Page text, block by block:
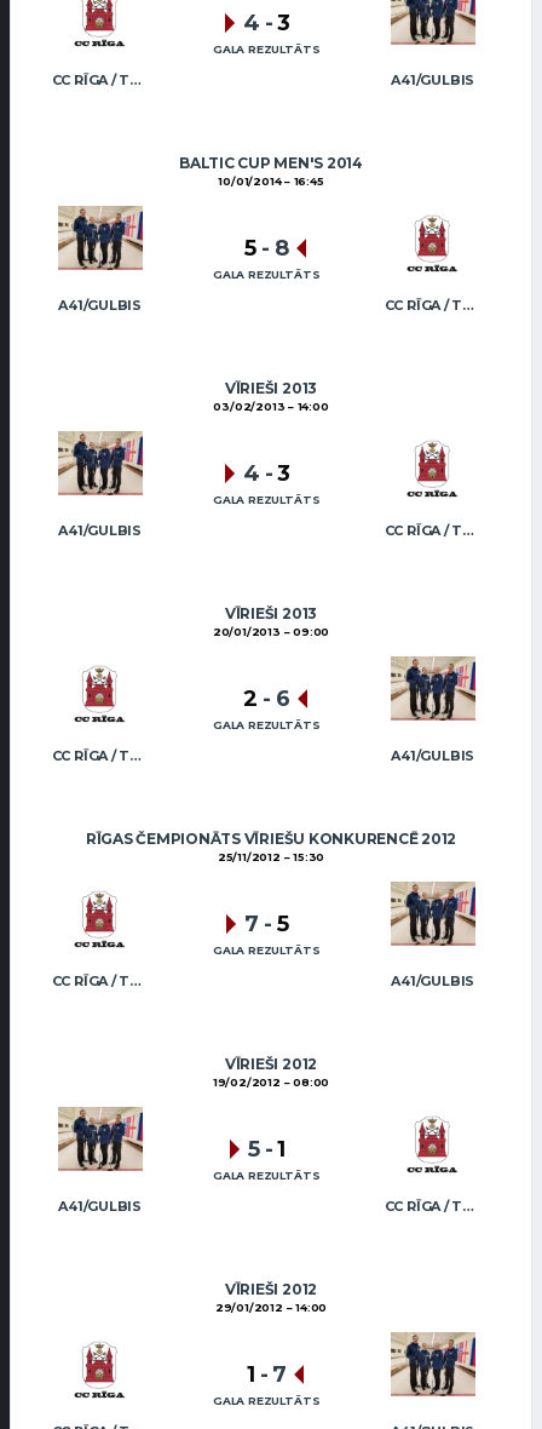
CC RĪGA / TRUKŠĀNS A41/GULBIS
4 -3
GALA REZULTĀTS
BALTIC CUP MEN'S 2014
10/01/2014 16:45
A41/GULBIS CC RĪGA / TRUKŠĀNS
5 - 8
GALA REZULTĀTS
VĪRIEŠI 2013
03/02/2013 14:00
A41/GULBIS CC RĪGA / TRUKŠĀNS
4 -3
GALA REZULTĀTS
VĪRIEŠI 2013
20/01/2013 09:00
CC RĪGA / TRUKŠĀNS A41/GULBIS
2 - 6
GALA REZULTĀTS
RĪGAS ČEMPIONĀTS VĪRIEŠU KONKURENCĒ 2012
25/11/2012 15:30
CC RĪGA / TRUKŠĀNS A41/GULBIS
7 - 5
GALA REZULTĀTS
VĪRIEŠI 2012
19/02/2012 08:00
A41/GULBIS CC RĪGA / TRUKŠĀNS
5 -1
GALA REZULTĀTS
VĪRIEŠI 2012
29/01/2012 14:00
1 - 7
GALA REZULTĀTS